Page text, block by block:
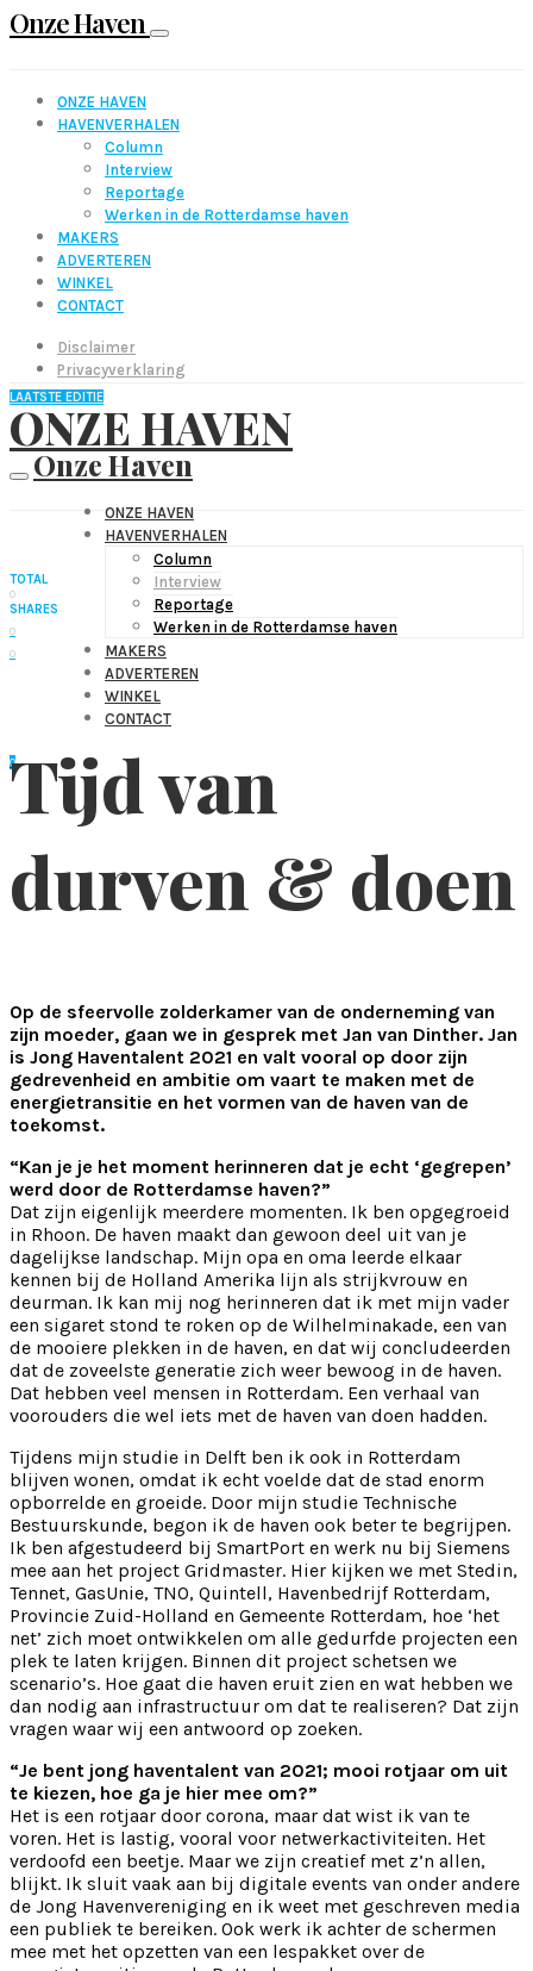
Onze Haven
ONZE HAVEN
HAVENVERHALEN
Column
Interview
Reportage
Werken in de Rotterdamse haven
MAKERS
ADVERTEREN
WINKEL
CONTACT
Disclaimer
Privacyverklaring
LAATSTE EDITIE
ONZE HAVEN
Onze Haven
ONZE HAVEN
HAVENVERHALEN
Column
Interview
Reportage
Werken in de Rotterdamse haven
MAKERS
ADVERTEREN
WINKEL
CONTACT
0
TOTAL
0
SHARES
0
0
Tijd van
durven & doen
Op de sfeervolle zolderkamer van de onderneming van
zijn moeder, gaan we in gesprek met Jan van Dinther. Jan
is Jong Haventalent 2021 en valt vooral op door zijn
gedrevenheid en ambitie om vaart te maken met de
energietransitie en het vormen van de haven van de
toekomst.
“Kan je je het moment herinneren dat je echt ‘gegrepen’
werd door de Rotterdamse haven?”
Dat zijn eigenlijk meerdere momenten. Ik ben opgegroeid
in Rhoon. De haven maakt dan gewoon deel uit van je
dagelijkse landschap. Mijn opa en oma leerde elkaar
kennen bij de Holland Amerika lijn als strijkvrouw en
deurman. Ik kan mij nog herinneren dat ik met mijn vader
een sigaret stond te roken op de Wilhelminakade, een van
de mooiere plekken in de haven, en dat wij concludeerden
dat de zoveelste generatie zich weer bewoog in de haven.
Dat hebben veel mensen in Rotterdam. Een verhaal van
voorouders die wel iets met de haven van doen hadden.
Tijdens mijn studie in Delft ben ik ook in Rotterdam
blijven wonen, omdat ik echt voelde dat de stad enorm
opborrelde en groeide. Door mijn studie Technische
Bestuurskunde, begon ik de haven ook beter te begrijpen.
Ik ben afgestudeerd bij SmartPort en werk nu bij Siemens
mee aan het project Gridmaster. Hier kijken we met Stedin,
Tennet, GasUnie, TNO, Quintell, Havenbedrijf Rotterdam,
Provincie Zuid-Holland en Gemeente Rotterdam, hoe ‘het
net’ zich moet ontwikkelen om alle gedurfde projecten een
plek te laten krijgen. Binnen dit project schetsen we
scenario’s. Hoe gaat die haven eruit zien en wat hebben we
dan nodig aan infrastructuur om dat te realiseren? Dat zijn
vragen waar wij een antwoord op zoeken.
“Je bent jong haventalent van 2021; mooi rotjaar om uit
te kiezen, hoe ga je hier mee om?”
Het is een rotjaar door corona, maar dat wist ik van te
voren. Het is lastig, vooral voor netwerkactiviteiten. Het
verdoofd een beetje. Maar we zijn creatief met z’n allen,
blijkt. Ik sluit vaak aan bij digitale events van onder andere
de Jong Havenvereniging en ik weet met geschreven media
een publiek te bereiken. Ook werk ik achter de schermen
mee met het opzetten van een lespakket over de